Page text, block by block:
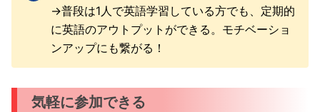
→普段は1人で英語学習している方でも、定期的
に英語のアウトプットができる。モチベーショ
ンアップにも繋がる！
気軽に参加できる